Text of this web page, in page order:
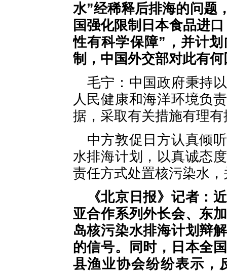
水”经稀释后排海的问题
国强化限制日本食品进
性有科学保障”，并计
制，中国外交部对此有何
毛宁：中国政府秉持
人民健康和海洋环境负
据，采取有关措施有理有
中方敦促日方认真倾
水排海计划，以真诚态
责任方式处置核污染水
《北京日报》记者：
亚合作系列外长会、东
岛核污染水排海计划辩
的信号。同时，日本全
县渔业协会纷纷表示，